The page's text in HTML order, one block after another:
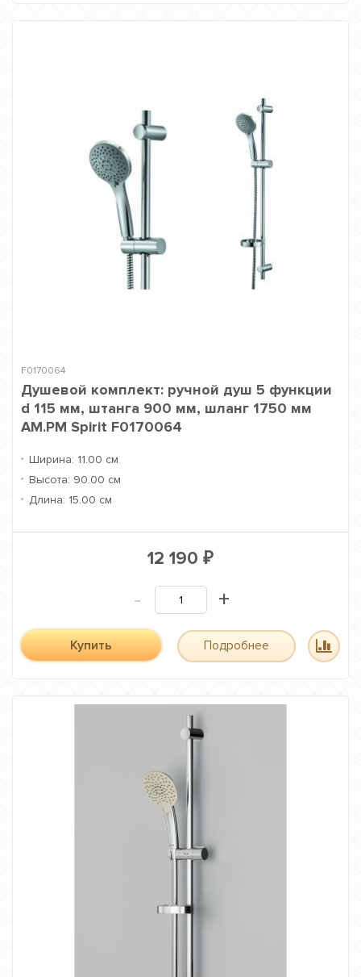
F0170064
Душевой комплект: ручной душ 5 функции
d 115 мм, штанга 900 мм, шланг 1750 мм
AM.PM Spirit F0170064
Ширина: 11.00 см
Высота: 90.00 см
Длина: 15.00 см
12 190 ₽
- +
Купить Подробнее